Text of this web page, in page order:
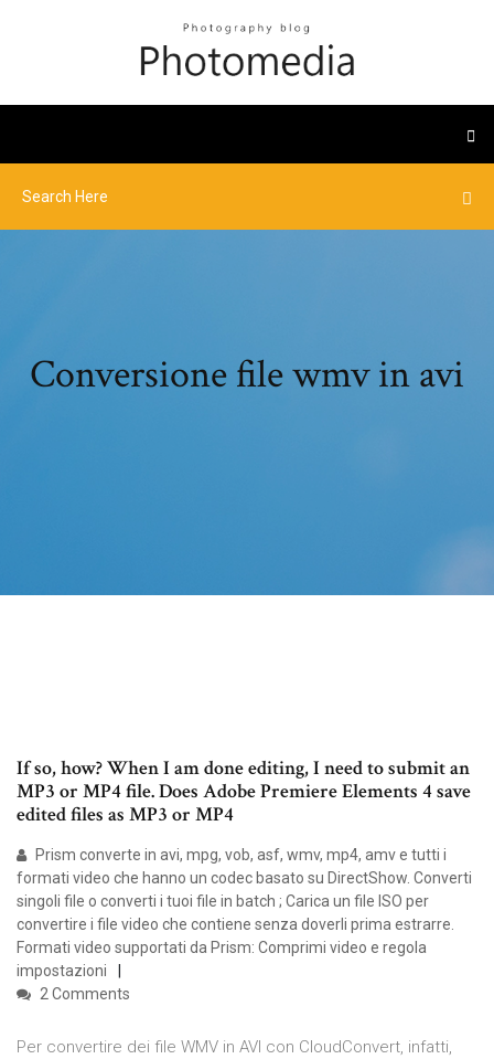
Conversione file wmv in avi
If so, how? When I am done editing, I need to submit an
MP3 or MP4 file. Does Adobe Premiere Elements 4 save
edited files as MP3 or MP4
Prism converte in avi, mpg, vob, asf, wmv, mp4, amv e tutti i
formati video che hanno un codec basato su DirectShow. Converti
singoli file o converti i tuoi file in batch ; Carica un file ISO per
convertire i file video che contiene senza doverli prima estrarre.
Formati video supportati da Prism: Comprimi video e regola
impostazioni
2 Comments
Per convertire dei file WMV in AVI con CloudConvert, infatti,